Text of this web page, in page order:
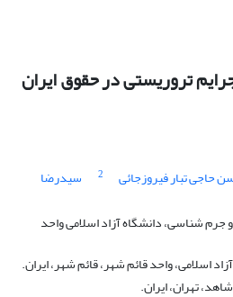
تروریستی در حقوق ایران
حاجی تبار فیروزجائی 2 سیدرضا
شناسی، دانشگاه آزاد اسلامی واحد
اسلامی، واحد قائم شهر، قائم شهر، ایران.
تهران، ایران.